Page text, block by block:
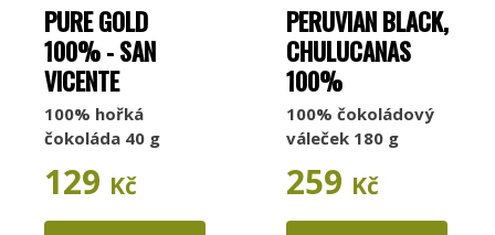
PURE GOLD
100% - SAN
VICENTE
100% hořká
čokoláda 40 g
129 Kč
PERUVIAN BLACK,
CHULUCANAS
100%
100% čokoládový
váleček 180 g
259 Kč